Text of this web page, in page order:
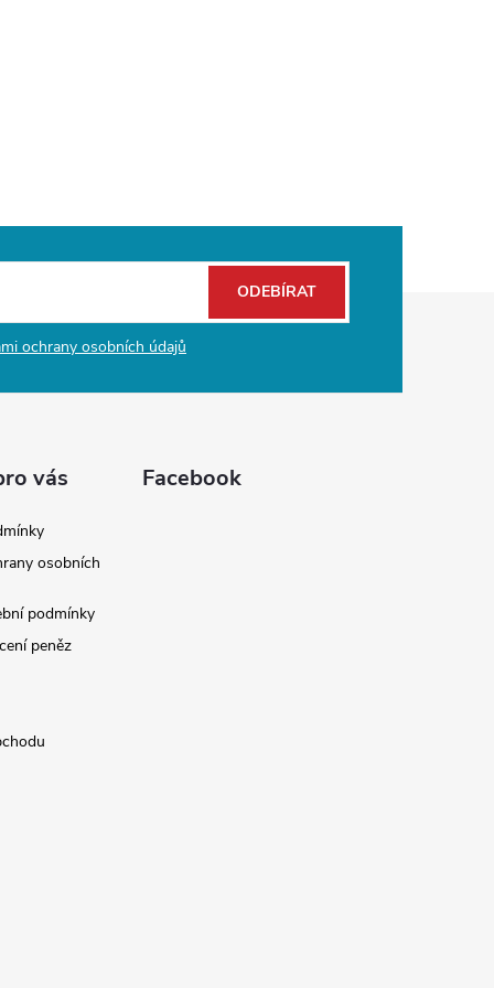
ochrany osobních údajů
ODEBÍRAT
vás
osobních
podmínky
peněz
Facebook